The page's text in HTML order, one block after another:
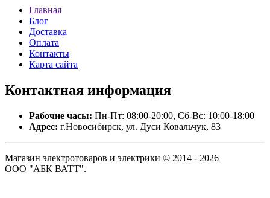
Главная
Блог
Доставка
Оплата
Контакты
Карта сайта
Контактная информация
Рабочие часы: Пн-Пт: 08:00-20:00, Сб-Вс: 10:00-18:00
Адрес: г.Новосибирск, ул. Дуси Ковальчук, 83
Магазин электротоваров и электрики © 2014 - 2026
ООО "АБК ВАТТ".